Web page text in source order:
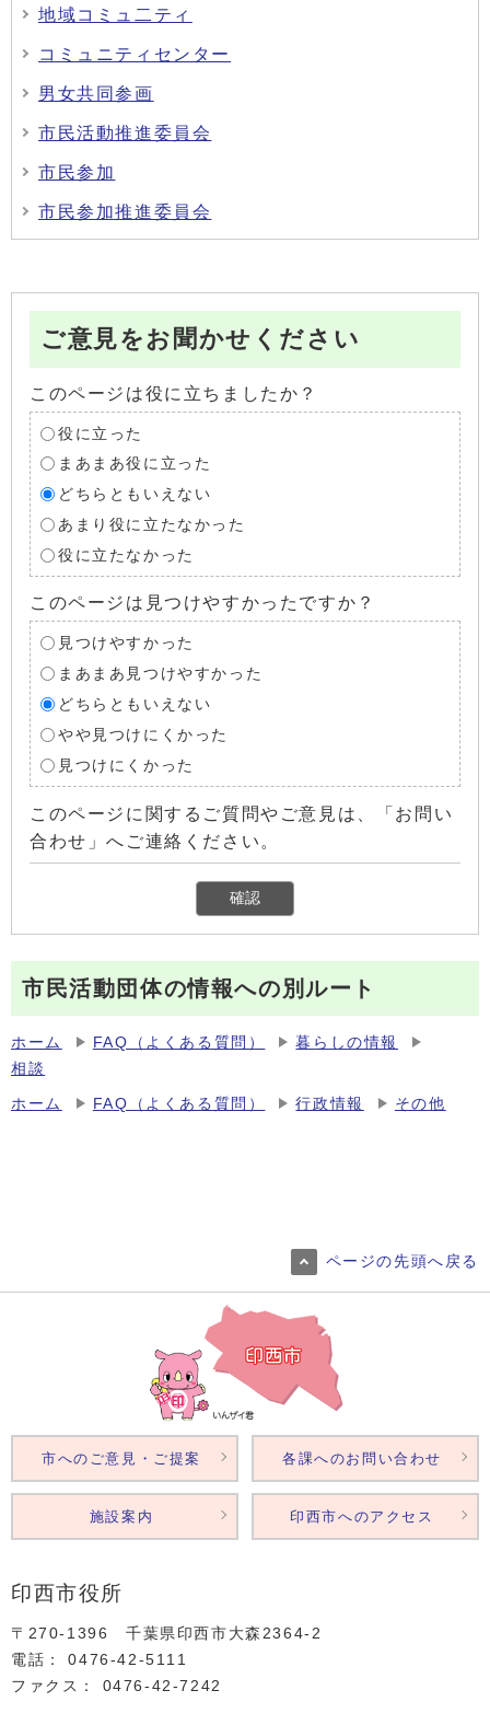
地域コミュ二ティ
コミュニティセンター
男女共同参画
市民活動推進委員会
市民参加
市民参加推進委員会
ご意見をお聞かせください
このページは役に立ちましたか？
役に立った
まあまあ役に立った
どちらともいえない
あまり役に立たなかった
役に立たなかった
このページは見つけやすかったですか？
見つけやすかった
まあまあ見つけやすかった
どちらともいえない
やや見つけにくかった
見つけにくかった
このページに関するご質問やご意見は、「お問い
合わせ」へご連絡ください。
市民活動団体の情報への別ルート
ホーム FAQ（よくある質問）
暮らしの情報
相談
ホーム FAQ（よくある質問） 行政情報 その他
ページの先頭へ戻る
印西市役所
〒270-1396 千葉県印西市大森2364‐2
電話： 0476‐42‐5111
ファクス： 0476‐42‐7242
市へのご意見・ご提案 各課へのお問い合わせ
施設案内 印西市へのアクセス